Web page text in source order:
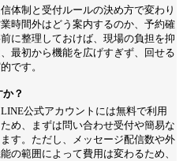
体制と受付ルールの決め方で変わり
時間外はどう案内するのか、予約確
に整理しておけば、現場の負担を抑
最初から機能を広げすぎず、回せる
です。
？
公式アカウントには無料で利用
め、まずは問い合わせ受付や簡易な
す。ただし、メッセージ配信数や外
の範囲によって費用は変わるため、